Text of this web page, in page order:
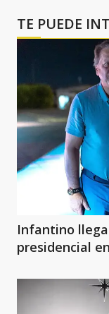
TE PUEDE
Infantino
presidencial